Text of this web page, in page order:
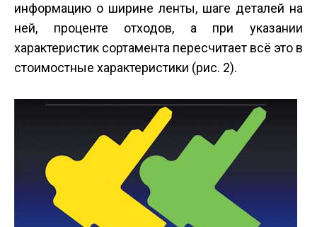
информацию о ширине ленты, шаге деталей на
ней, проценте отходов, а при указании
характеристик сортамента пересчитает всё это в
стоимостные характеристики (рис. 2).